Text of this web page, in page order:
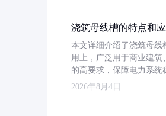
浇筑母线槽的特点和
本文详细介绍了浇筑母线
用上，广泛用于商业建
的高要求，保障电力系统
2026年8月4日